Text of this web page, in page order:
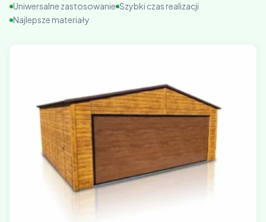
Uniwersalne zastosowanie Szybki czas realizacji
Najlepsze materiały